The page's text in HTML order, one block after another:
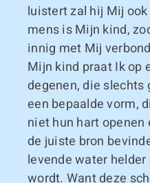
luistert zal hij Mij
mens is Mijn kind,
innig met Mij
Mijn kind praat Ik op
degenen, die slechts
een bepaalde vorm,
niet hun hart
de juiste bron
levende water
wordt. Want deze